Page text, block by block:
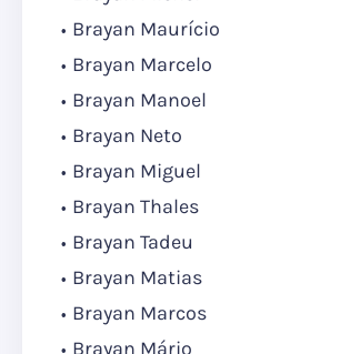
Brayan Maurício
Brayan Marcelo
Brayan Manoel
Brayan Neto
Brayan Miguel
Brayan Thales
Brayan Tadeu
Brayan Matias
Brayan Marcos
Brayan Mário